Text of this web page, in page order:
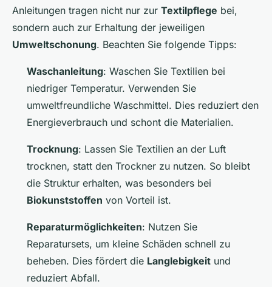
Anleitungen tragen nicht nur zur Textilpflege bei,
sondern auch zur Erhaltung der jeweiligen
Umweltschonung. Beachten Sie folgende Tipps:
Waschanleitung: Waschen Sie Textilien bei
niedriger Temperatur. Verwenden Sie
umweltfreundliche Waschmittel. Dies reduziert den
Energieverbrauch und schont die Materialien.
Trocknung: Lassen Sie Textilien an der Luft
trocknen, statt den Trockner zu nutzen. So bleibt
die Struktur erhalten, was besonders bei
Biokunststoffen von Vorteil ist.
Reparaturmöglichkeiten: Nutzen Sie
Reparatursets, um kleine Schäden schnell zu
beheben. Dies fördert die Langlebigkeit und
reduziert Abfall.